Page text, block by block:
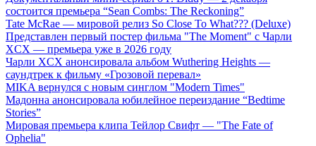
состоится премьера “Sean Combs: The Reckoning”
Tate McRae — мировой релиз So Close To What??? (Deluxe)
Представлен первый постер фильма "The Moment" с Чарли
XCX — премьера уже в 2026 году
Чарли XCX анонсировала альбом Wuthering Heights —
саундтрек к фильму «Грозовой перевал»
MIKA вернулся с новым синглом "Modern Times"
Мадонна анонсировала юбилейное переиздание “Bedtime
Stories”
Мировая премьера клипа Тейлор Свифт — "The Fate of
Ophelia"